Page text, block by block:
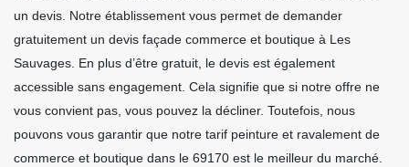
un devis. Notre établissement vous permet de demander
gratuitement un devis façade commerce et boutique à Les
Sauvages. En plus d’être gratuit, le devis est également
accessible sans engagement. Cela signifie que si notre offre ne
vous convient pas, vous pouvez la décliner. Toutefois, nous
pouvons vous garantir que notre tarif peinture et ravalement de
commerce et boutique dans le 69170 est le meilleur du marché.